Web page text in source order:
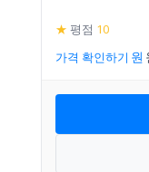
★ 평점 10
가격 확인하기